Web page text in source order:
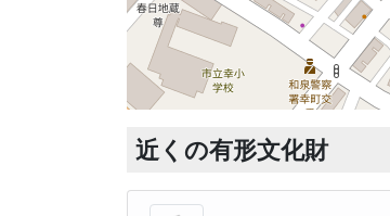
近くの有形文化財